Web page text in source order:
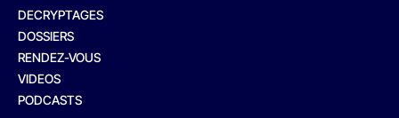
DECRYPTAGES
DOSSIERS
RENDEZ-VOUS
VIDEOS
PODCASTS